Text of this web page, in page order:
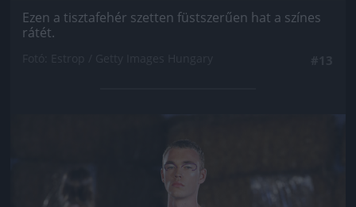
Ezen a tisztafehér szetten füstszerűen hat a színes
rátét.